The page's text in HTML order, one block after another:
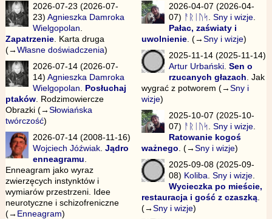
2026-07-23 (2026-07-
23)Agnieszka Damroka
Wielgopolan
Zapatrzenie. Karta druga
(→Własne doświadczenia)
2026-07-14 (2026-07-
14)Agnieszka Damroka
Wielgopolan
Posłuchaj
ptaków. Rodzimowiercze
Obrazki (→Słowiańska
twórczość)
2026-07-14 (2008-11-16)
Wojciech Jóźwiak .Jądro
enneagramu
Enneagram jako wyraz
zwierzęcych instynktów i
wymiarów przestrzeni. Idee
neurotyczne i schizofreniczne
(→ Enneagram)
2026-04-07 (2026-04-
07) ᚨᚱᛁᚢᛋ .Sny i wizje
Pałac, zaświaty i
uwolnienie. (→Sny i wizje)
2025-11-14 (2025-11-14)
Artur Urbański .Sen o
rzucanych głazach . Jak
wygrać z potworem (→Sny i
wizje)
2025-10-07 (2025-10-
07) ᚨᚱᛁᚢᛋ .Sny i wizje
Ratowanie kogoś
ważnego . (→Sny i wizje)
2025-09-08 (2025-09-
08) Koliba .Sny i wizje
Wycieczka po mieście,
restauracja i gość z czaszką.
(→Sny i wizje)